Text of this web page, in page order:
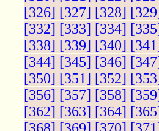
[326] [327] [328]
[332] [333] [334]
[338] [339] [340]
[344] [345] [346]
[350] [351] [352]
[356] [357] [358]
[362] [363] [364]